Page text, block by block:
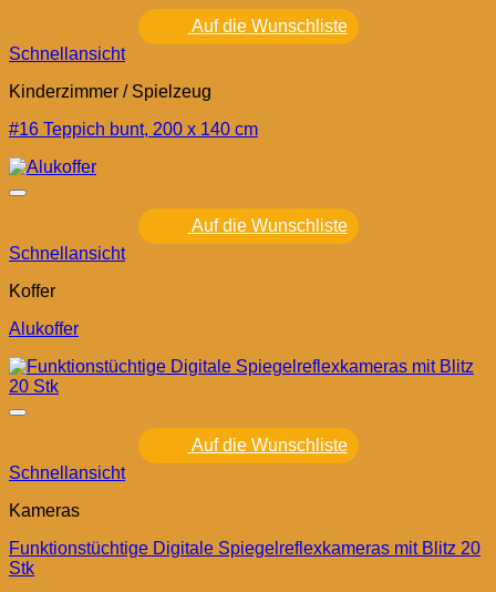
Auf die Wunschliste
Schnellansicht
Kinderzimmer / Spielzeug
#16 Teppich bunt, 200 x 140 cm
Auf die Wunschliste
Schnellansicht
Koffer
Alukoffer
Auf die Wunschliste
Schnellansicht
Kameras
Funktionstüchtige Digitale Spiegelreflexkameras mit Blitz 20
Stk